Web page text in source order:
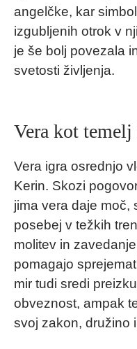
angelčke, kar
izgubljenih otrok v
je še bolj povezala
svetosti življenja.
Vera kot
Vera igra osrednjo
Kerin. Skozi
jima vera daje moč,
posebej v težkih
molitev in
pomagajo
mir tudi sredi
obveznost, ampak
svoj zakon, družino